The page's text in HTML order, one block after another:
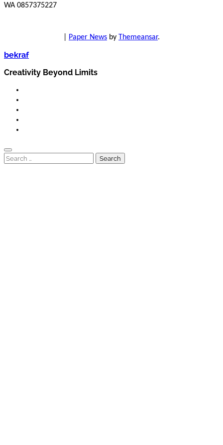
WA 0857375227
Paper News by Themeansar.
bekraf
Creativity Beyond Limits
Search